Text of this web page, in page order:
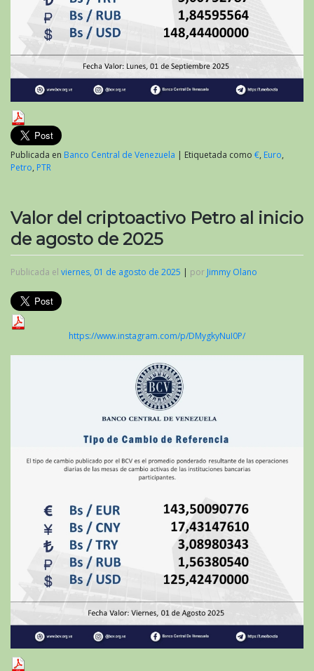
Publicada en Banco Central de Venezuela | Etiquetada como €, Euro,
Petro, PTR
Valor del criptoactivo Petro al inicio
de agosto de 2025
Publicada el viernes, 01 de agosto de 2025 | por Jimmy Olano
https://www.instagram.com/p/DMygkyNuI0P/